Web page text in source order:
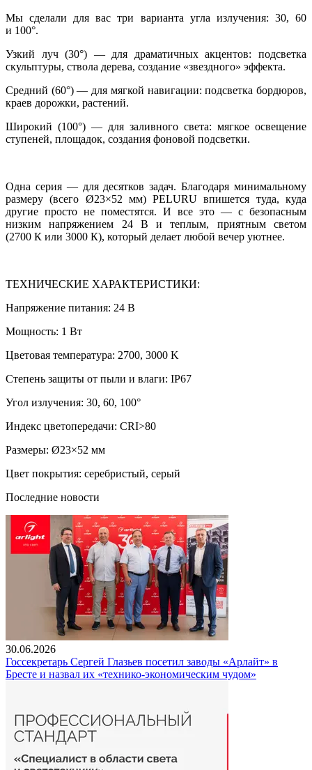
Мы сделали для вас три варианта угла излучения: 30, 60
и 100°.
Узкий луч (30°) — для драматичных акцентов: подсветка
скульптуры, ствола дерева, создание «звездного» эффекта.
Средний (60°) — для мягкой навигации: подсветка бордюров,
краев дорожки, растений.
Широкий (100°) — для заливного света: мягкое освещение
ступеней, площадок, создания фоновой подсветки.
Одна серия — для десятков задач. Благодаря минимальному
размеру (всего Ø23×52 мм) PELURU впишется туда, куда
другие просто не поместятся. И все это — с безопасным
низким напряжением 24 В и теплым, приятным светом
(2700 К или 3000 К), который делает любой вечер уютнее.
ТЕХНИЧЕСКИЕ ХАРАКТЕРИСТИКИ:
Напряжение питания: 24 В
Мощность: 1 Вт
Цветовая температура: 2700, 3000 K
Степень защиты от пыли и влаги: IP67
Угол излучения: 30, 60, 100°
Индекс цветопередачи: CRI>80
Размеры: Ø23×52 мм
Цвет покрытия: серебристый, серый
Последние новости
30.06.2026
Госсекретарь Сергей Глазьев посетил заводы «Арлайт» в
Бресте и назвал их «технико-экономическим чудом»